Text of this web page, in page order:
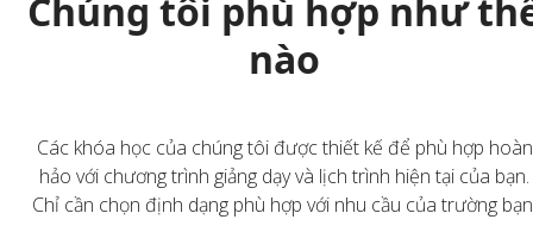
Chúng tôi phù hợp như
nào
Các khóa học của chúng tôi được thiết kế để phù hợp hoàn
hảo với chương trình giảng dạy và lịch trình hiện tại của bạn.
Chỉ cần chọn định dạng phù hợp với nhu cầu của trường